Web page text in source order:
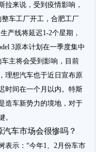
拉来说，受到疫情影响，
车工厂开工，合肥工厂
产线将延迟1-2个星期，
3原本计划在一季度集中
主将会受到影响，目前
理想汽车也于近日宣布原
时间在一个月以内。特斯
造车新势力的境地，对于
。
表示：“今年1、2月份车市